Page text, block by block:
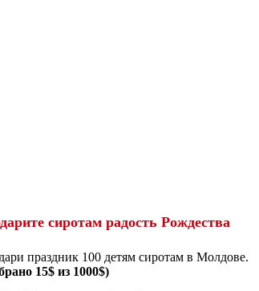
сиротам радость Рождества
праздник 100 детям сиротам в Молдове.
15$ из 1000$)